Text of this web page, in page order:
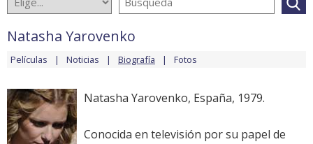
Natasha Yarovenko
Películas Noticias Biografía Fotos
Natasha Yarovenko, España, 1979.
Conocida en televisión por su papel de